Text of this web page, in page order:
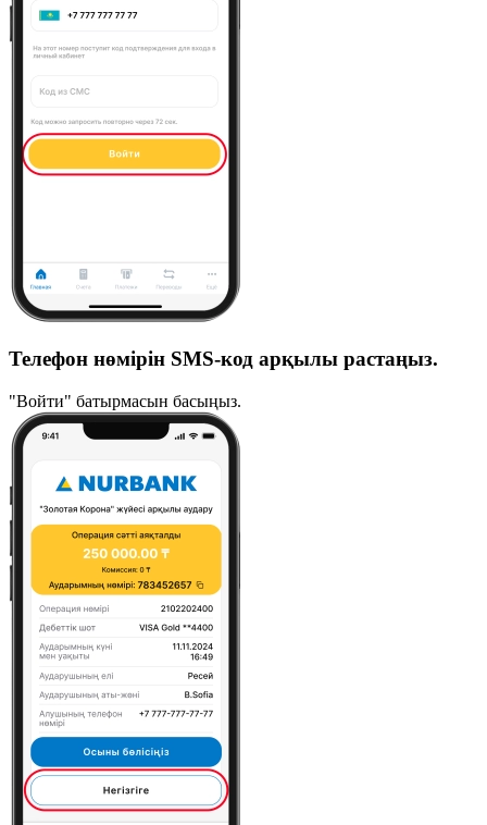
Телефон нөмірін SMS-код арқылы растаңыз.
"Войти" батырмасын басыңыз.